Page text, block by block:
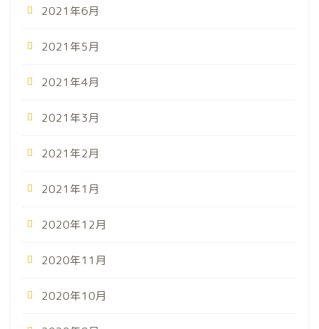
2021年6月
2021年5月
2021年4月
2021年3月
2021年2月
2021年1月
2020年12月
2020年11月
2020年10月